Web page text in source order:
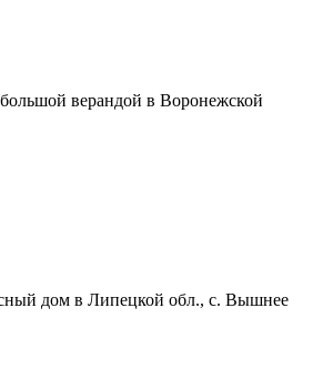
верандой в Воронежской
дом в Липецкой обл., с. Вышнее